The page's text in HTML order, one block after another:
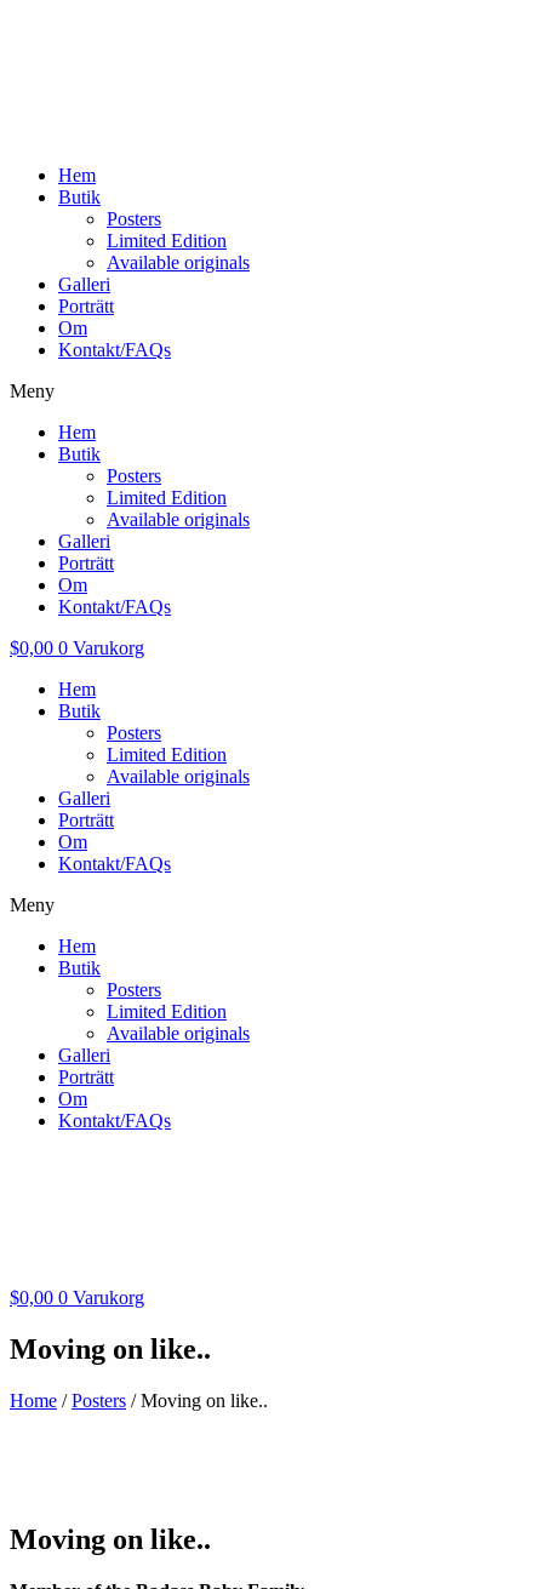
Hem
Butik
Posters
Limited Edition
Available originals
Galleri
Porträtt
Om
Kontakt/FAQs
Meny
Hem
Butik
Posters
Limited Edition
Available originals
Galleri
Porträtt
Om
Kontakt/FAQs
$0,00 0 Varukorg
Hem
Butik
Posters
Limited Edition
Available originals
Galleri
Porträtt
Om
Kontakt/FAQs
Meny
Hem
Butik
Posters
Limited Edition
Available originals
Galleri
Porträtt
Om
Kontakt/FAQs
$0,00 0 Varukorg
Moving on like..
Home /Posters / Moving on like..
Moving on like..